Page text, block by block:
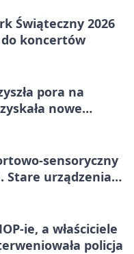
Świąteczny 2026
koncertów
pora na
nowe
sensoryczny
Stare urządzenia
ie, a właściciele
policja